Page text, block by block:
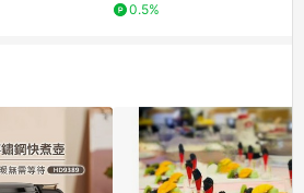
0.5%